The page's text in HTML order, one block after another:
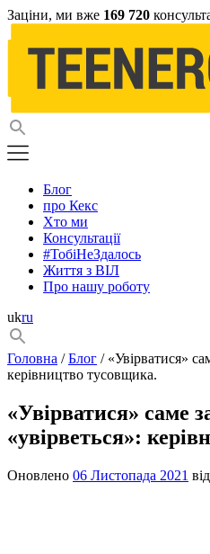
Заціни, ми вже 169 720
Блог
про Кекс
Хто ми
Консультації
#ТобіНеЗдалось
Життя з ВІЛ
Про нашу роботу
ukru
Головна /Блог / «Увірватися»
керівництво тусовщика.
«Увірватися» саме
«увірветься»:
Оновлено 06 Листопада 2021 від